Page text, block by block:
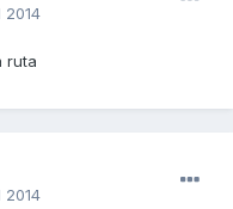
2014
ruta
2014